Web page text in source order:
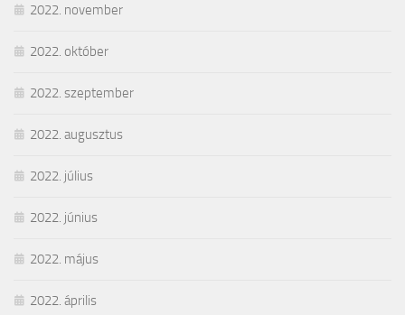
2022. november
2022. október
2022. szeptember
2022. augusztus
2022. július
2022. június
2022. május
2022. április